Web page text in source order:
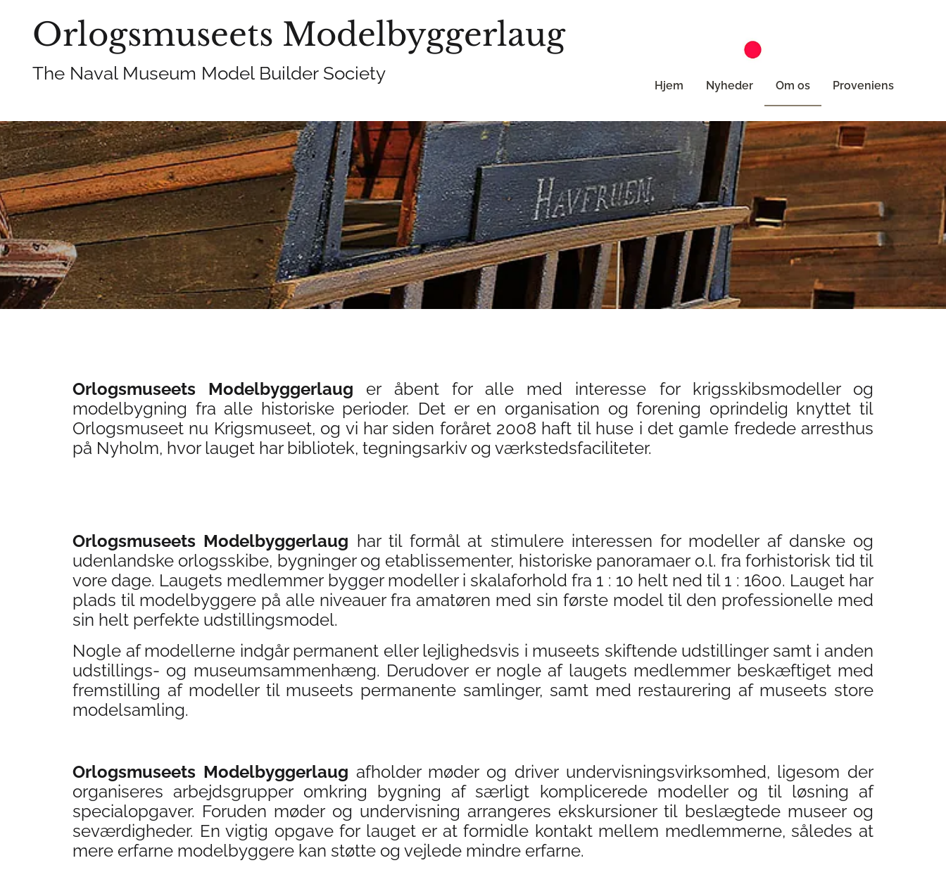
Orlogsmuseets Modelbyggerlaug
The Naval Museum Model Builder Society
Hjem Nyheder Om os Proveniens
Orlogsmuseets Modelbyggerlaug er åbent for alle med interesse for krigsskibsmodeller og
modelbygning fra alle historiske perioder. Det er en organisation og forening oprindelig knyttet til
Orlogsmuseet nu Krigsmuseet, og vi har siden foråret 2008 haft til huse i det gamle fredede arresthus
på Nyholm, hvor lauget har bibliotek, tegningsarkiv og værkstedsfaciliteter.
Orlogsmuseets Modelbyggerlaug har til formål at stimulere interessen for modeller af danske og
udenlandske orlogsskibe, bygninger og etablissementer, historiske panoramaer o.l. fra forhistorisk tid til
vore dage. Laugets medlemmer bygger modeller i skalaforhold fra 1 : 10 helt ned til 1 : 1600. Lauget har
plads til modelbyggere på alle niveauer fra amatøren med sin første model til den professionelle med
sin helt perfekte udstillingsmodel.
Nogle af modellerne indgår permanent eller lejlighedsvis i museets skiftende udstillinger samt i anden
udstillings- og museumsammenhæng. Derudover er nogle af laugets medlemmer beskæftiget med
fremstilling af modeller til museets permanente samlinger, samt med restaurering af museets store
modelsamling.
Orlogsmuseets Modelbyggerlaug afholder møder og driver undervisningsvirksomhed, ligesom der
organiseres arbejdsgrupper omkring bygning af særligt komplicerede modeller og til løsning af
specialopgaver. Foruden møder og undervisning arrangeres ekskursioner til beslægtede museer og
seværdigheder. En vigtig opgave for lauget er at formidle kontakt mellem medlemmerne, således at
mere erfarne modelbyggere kan støtte og vejlede mindre erfarne.